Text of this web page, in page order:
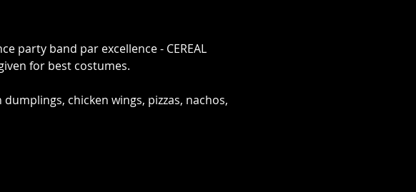
party band par excellence - CEREAL
for best costumes.
chicken wings, pizzas, nachos,